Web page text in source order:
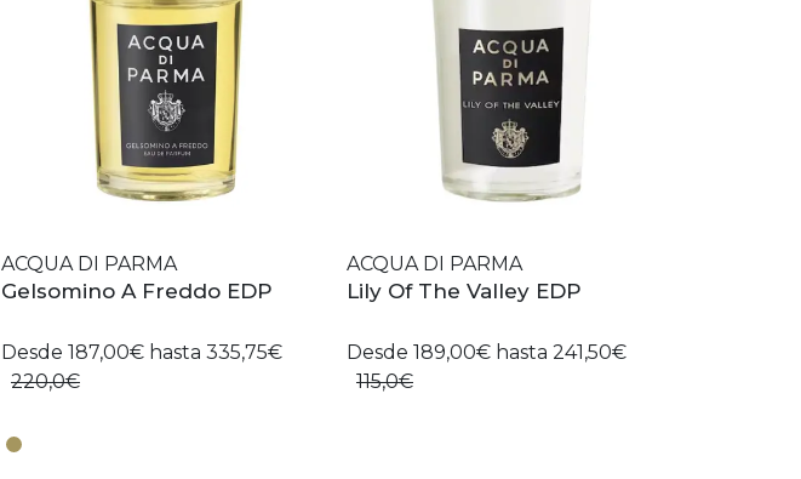
ACQUA DI PARMA
Gelsomino A Freddo EDP
Desde 187,00€ hasta 335,75€
220,0€
ACQUA DI PARMA
Lily Of The Valley EDP
Desde 189,00€ hasta 241,50€
115,0€